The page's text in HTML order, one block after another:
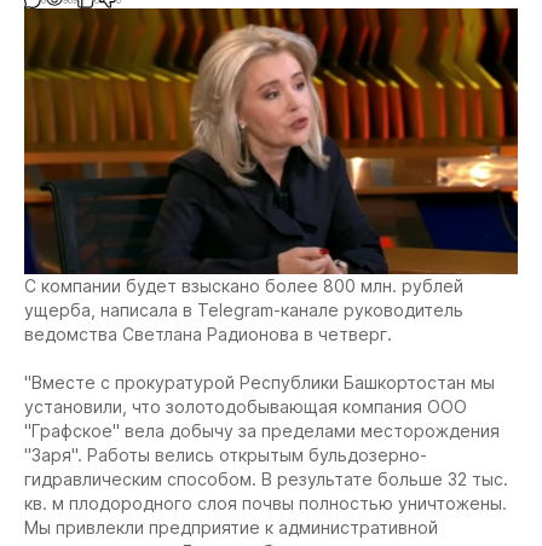
С компании будет взыскано более 800 млн. рублей
ущерба, написала в Telegram-канале руководитель
ведомства Светлана Радионова в четверг.
"Вместе с прокуратурой Республики Башкортостан мы
установили, что золотодобывающая компания ООО
"Графское" вела добычу за пределами месторождения
"Заря". Работы велись открытым бульдозерно-
гидравлическим способом. В результате больше 32 тыс.
кв. м плодородного слоя почвы полностью уничтожены.
Мы привлекли предприятие к административной